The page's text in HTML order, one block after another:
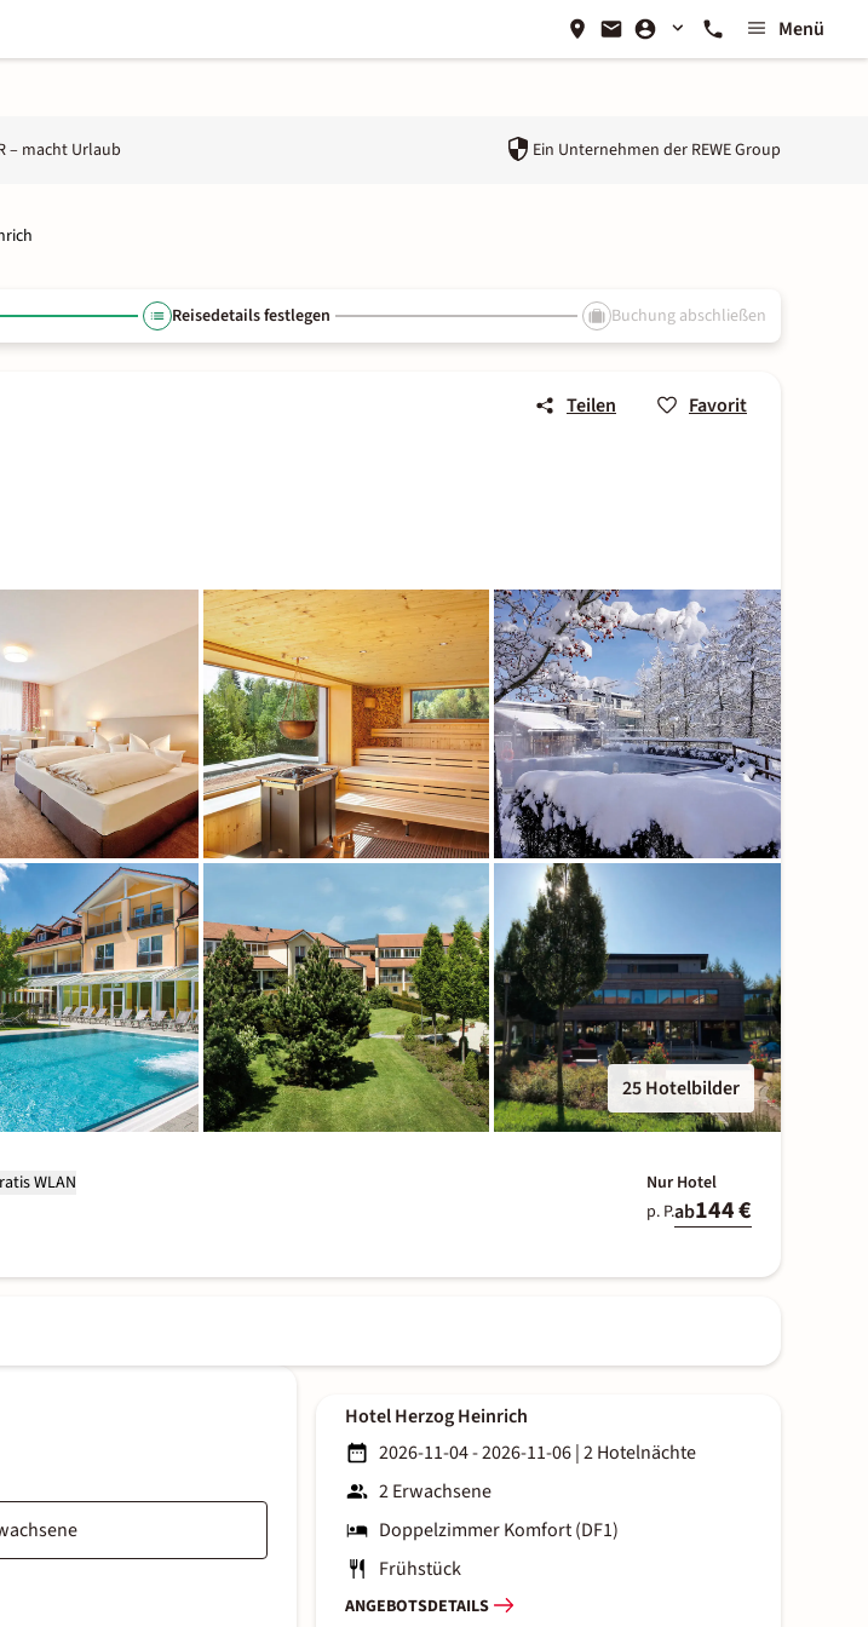
Menü
– macht Urlaub Ein Unternehmen der REWE Group
Reisedetails festlegen Buchung abschließen
Teilen Favorit
25 Hotelbilder
WLAN
Nur Hotel
p. P.ab144 €
Hotel Herzog Heinrich
2026-11-04 - 2026-11-06|2 Hotelnächte
2 Erwachsene
Doppelzimmer Komfort (DF1)
Frühstück
ANGEBOTSDETAILS